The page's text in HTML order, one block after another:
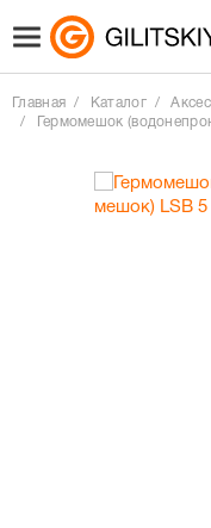
Главная Каталог
Гермомешок